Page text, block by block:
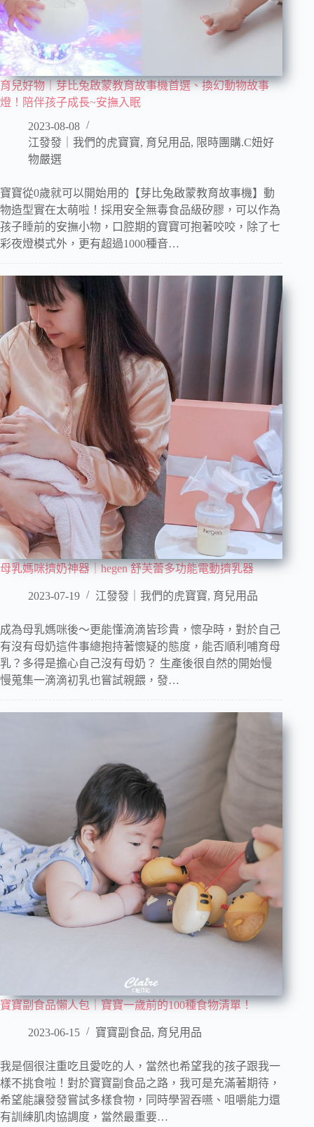
育兒好物｜芽比兔啟蒙教育故事機首選、換幻動物故事
燈！陪伴孩子成長~安撫入眠
2023-08-08
江發發｜我們的虎寶寶, 育兒用品, 限時團購.C妞好
物嚴選
寶寶從0歲就可以開始用的【芽比兔啟蒙教育故事機】動
物造型實在太萌啦！採用安全無毒食品級矽膠，可以作為
孩子睡前的安撫小物，口腔期的寶寶可抱著咬咬，除了七
彩夜燈模式外，更有超過1000種音…
母乳媽咪擠奶神器｜hegen 舒芙蕾多功能電動擠乳器
2023-07-19 江發發｜我們的虎寶寶, 育兒用品
成為母乳媽咪後～更能懂滴滴皆珍貴，懷孕時，對於自己
有沒有母奶這件事總抱持著懷疑的態度，能否順利哺育母
乳？多得是擔心自己沒有母奶？ 生產後很自然的開始慢
慢蒐集一滴滴初乳也嘗試親餵，發…
寶寶副食品懶人包｜寶寶一歲前的100種食物清單！
2023-06-15 寶寶副食品, 育兒用品
我是個很注重吃且愛吃的人，當然也希望我的孩子跟我一
樣不挑食啦！對於寶寶副食品之路，我可是充滿著期待，
希望能讓發發嘗試多樣食物，同時學習吞嚥、咀嚼能力還
有訓練肌肉協調度，當然最重要…